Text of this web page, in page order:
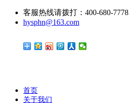
客服热线请拨打：400-680-7778
hysphn@163.com
首页
关于我们